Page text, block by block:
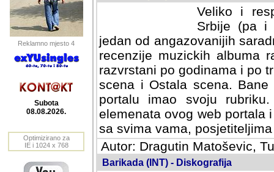
Reklamno mjesto 4
Subota
08.08.2026.
Optimizirano za
IE i 1024 x 768
Veliko i
Srbije (pa i
jedan od angazovanijih
recenzije muzickih albuma
razvrstani po godinama i po
scena i Ostala scena.
portalu imao svoju
elemenata ovog web portala
sa svima vama,
Autor: Dragutin Matoševic,
Barikada (INT) - Diskografija